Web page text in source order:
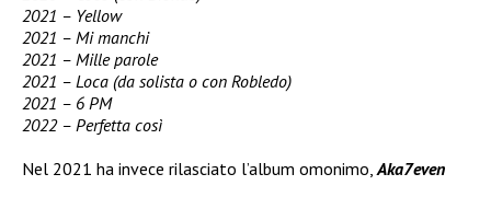
2021 – Yellow
2021 – Mi manchi
2021 – Mille parole
2021 – Loca (da solista o con Robledo)
2021 – 6 PM
2022 – Perfetta così
Nel 2021 ha invece rilasciato l’album omonimo,Aka7even